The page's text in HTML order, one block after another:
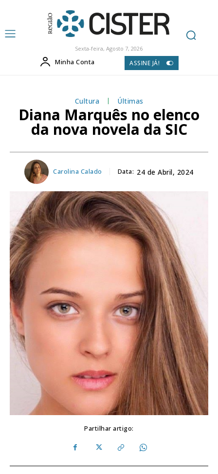
Sexta-feira, Agosto 7, 2026
Minha Conta ASSINE JÁ!
Cultura Últimas
Diana Marquês no elenco
da nova novela da SIC
Carolina Calado Data: 24 de Abril, 2024
Partilhar artigo: